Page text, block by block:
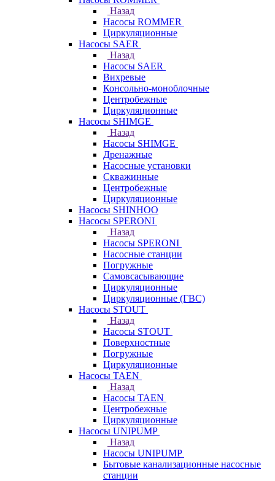
Назад
Насосы ROMMER
Циркуляционные
Насосы SAER
Назад
Насосы SAER
Вихревые
Консольно-моноблочные
Центробежные
Циркуляционные
Насосы SHIMGE
Назад
Насосы SHIMGE
Дренажные
Насосные установки
Скважинные
Центробежные
Циркуляционные
Насосы SHINHOO
Насосы SPERONI
Назад
Насосы SPERONI
Насосные станции
Погружные
Самовсасывающие
Циркуляционные
Циркуляционные (ГВС)
Насосы STOUT
Назад
Насосы STOUT
Поверхностные
Погружные
Циркуляционные
Насосы TAEN
Назад
Насосы TAEN
Центробежные
Циркуляционные
Насосы UNIPUMP
Назад
Насосы UNIPUMP
Бытовые канализационные насосные
станции